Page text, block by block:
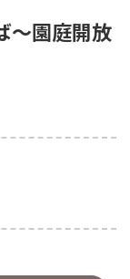
～園庭開放